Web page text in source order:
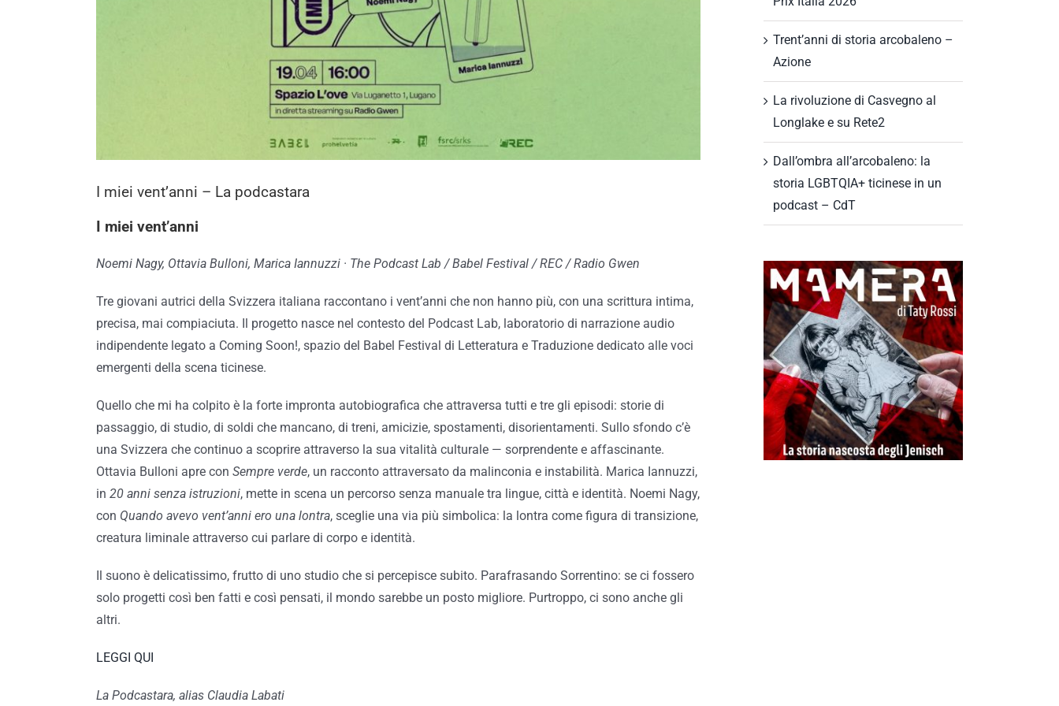
I miei vent’anni – La podcastara
I miei vent’anni
Noemi Nagy, Ottavia Bulloni, Marica Iannuzzi · The Podcast Lab / Babel Festival / REC / Radio Gwen
Tre giovani autrici della Svizzera italiana raccontano i vent’anni che non hanno più, con una scrittura intima,
precisa, mai compiaciuta. Il progetto nasce nel contesto del Podcast Lab, laboratorio di narrazione audio
indipendente legato a Coming Soon!, spazio del Babel Festival di Letteratura e Traduzione dedicato alle voci
emergenti della scena ticinese.
Quello che mi ha colpito è la forte impronta autobiografica che attraversa tutti e tre gli episodi: storie di
passaggio, di studio, di soldi che mancano, di treni, amicizie, spostamenti, disorientamenti. Sullo sfondo c’è
una Svizzera che continuo a scoprire attraverso la sua vitalità culturale — sorprendente e affascinante.
Ottavia Bulloni apre con Sempre verde, un racconto attraversato da malinconia e instabilità. Marica Iannuzzi,
in 20 anni senza istruzioni, mette in scena un percorso senza manuale tra lingue, città e identità. Noemi Nagy,
con Quando avevo vent’anni ero una lontra, sceglie una via più simbolica: la lontra come figura di transizione,
creatura liminale attraverso cui parlare di corpo e identità.
Il suono è delicatissimo, frutto di uno studio che si percepisce subito. Parafrasando Sorrentino: se ci fossero
solo progetti così ben fatti e così pensati, il mondo sarebbe un posto migliore. Purtroppo, ci sono anche gli
altri.
LEGGI QUI
La Podcastara, alias Claudia Labati
Trent’anni di storia arcobaleno –
Azione
La rivoluzione di Casvegno al
Longlake e su Rete2
Dall’ombra all’arcobaleno: la
storia LGBTQIA+ ticinese in un
podcast – CdT